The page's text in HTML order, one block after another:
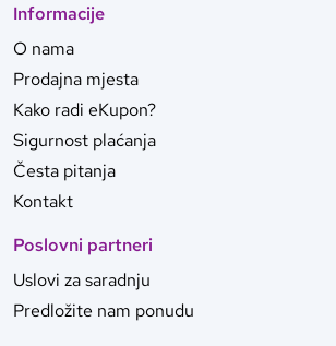
Informacije
O nama
Prodajna mjesta
Kako radi eKupon?
Sigurnost plaćanja
Česta pitanja
Kontakt
Poslovni partneri
Uslovi za saradnju
Predložite nam ponudu